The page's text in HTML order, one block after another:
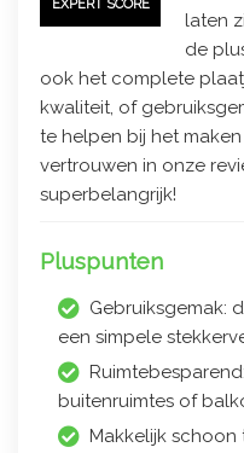
EXPERT SCORE
laten
de
ook het complete
kwaliteit, of
te helpen bij het
vertrouwen in onze
superbelangrijk!
Pluspunten
Gebruiksgemak:
een simpele
buitenruimtes of
Makkelijk schoon